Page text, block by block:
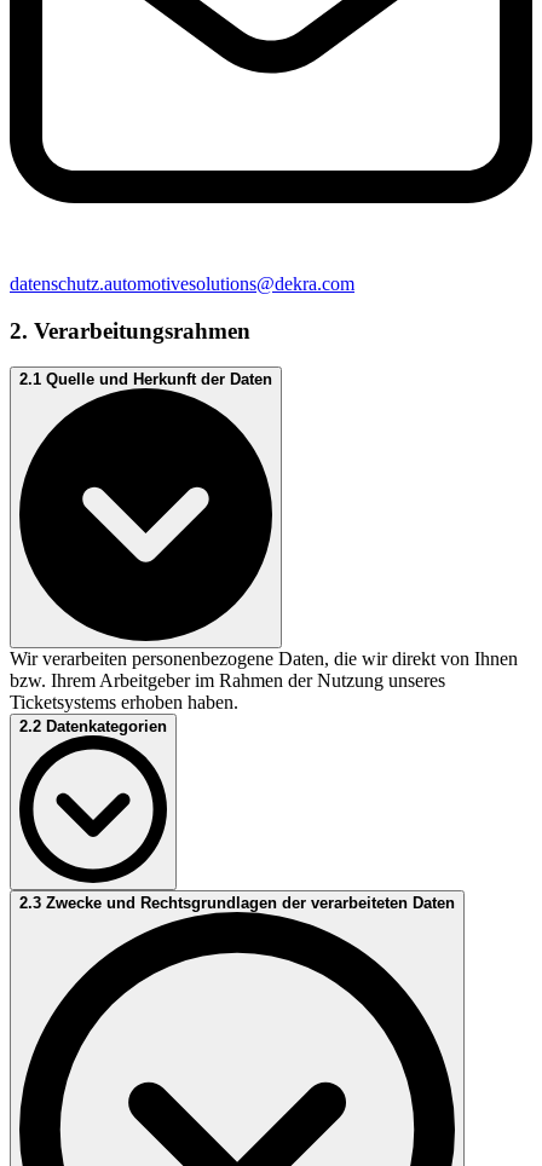
datenschutz.automotivesolutions@dekra.com
2. Verarbeitungsrahmen
2.1 Quelle und Herkunft der Daten
Wir verarbeiten personenbezogene Daten, die wir direkt von Ihnen
bzw. Ihrem Arbeitgeber im Rahmen der Nutzung unseres
Ticketsystems erhoben haben.
2.2 Datenkategorien
Relevante personenbezogene Datenkategorien können insbesondere
Personendaten (Vorname, Name)
Kontaktdaten (Adresse, E-Mail-Adresse, Telefonnummer)
Zugehöriges Unternehmen
2.3 Zwecke und Rechtsgrundlagen der verarbeiteten Daten